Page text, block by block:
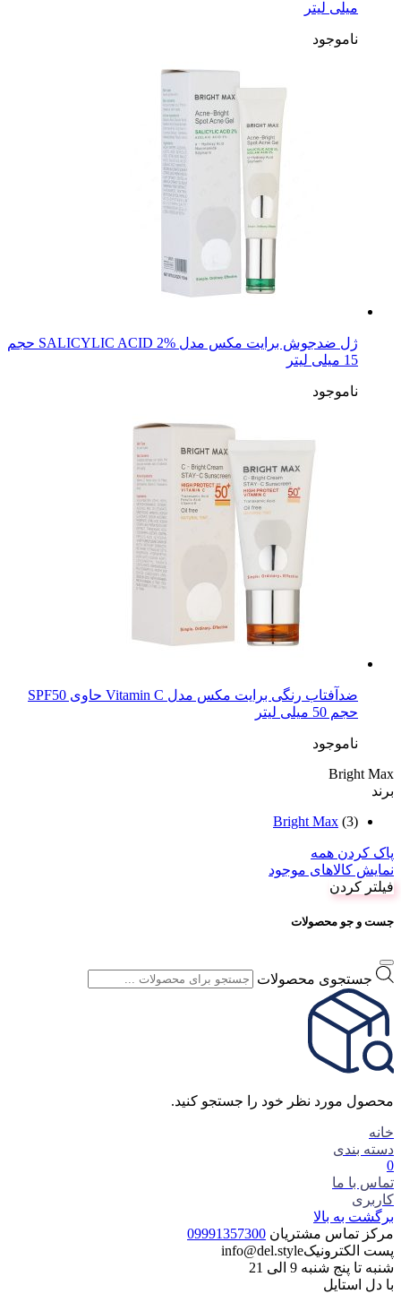
میلی لیتر
ناموجود
ژل ضدجوش برایت مکس مدل SALICYLIC ACID 2% حجم
15 میلی لیتر
ناموجود
ضدآفتاب رنگی برایت مکس مدل Vitamin C حاوی SPF50
حجم 50 میلی لیتر
ناموجود
Bright Max
برند
Bright Max (3)
پاک کردن همه
نمایش کالاهای موجود
فیلتر کردن
جست و جو محصولات
جستجوی محصولات
محصول مورد نظر خود را جستجو کنید.
خانه
دسته بندی
0
تماس با ما
کاربری
برگشت به بالا
مرکز تماس مشتریان 09991357300
پست الکترونیکinfo@del.style
شنبه تا پنج شنبه 9 الی 21
با دل استایل